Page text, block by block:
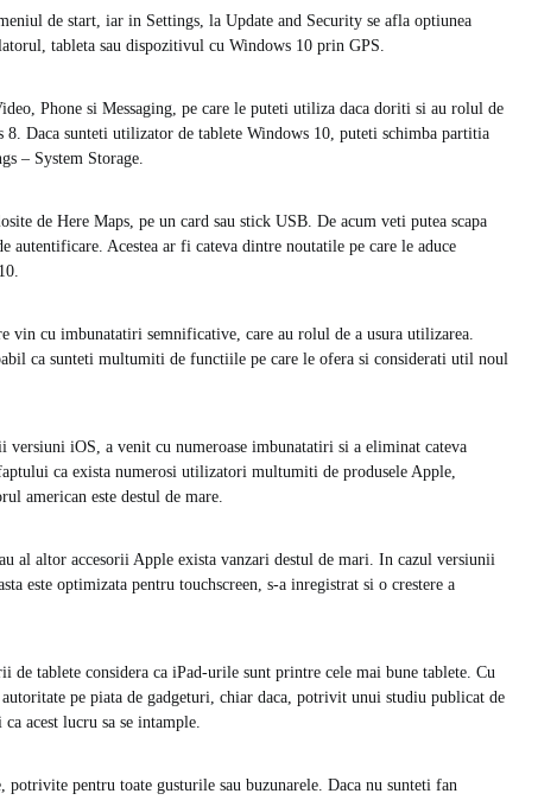
de start, iar in Settings, la Update and Security se afla optiunea
tableta sau dispozitivul cu Windows 10 prin GPS.
Phone si Messaging, pe care le puteti utiliza daca doriti si au rolul de
Daca sunteti utilizator de tablete Windows 10, puteti schimba partitia
– System Storage.
de Here Maps, pe un card sau stick USB. De acum veti putea scapa
autentificare. Acestea ar fi cateva dintre noutatile pe care le aduce
vin cu imbunatatiri semnificative, care au rolul de a usura utilizarea.
ca sunteti multumiti de functiile pe care le ofera si considerati util noul
versiuni iOS, a venit cu numeroase imbunatatiri si a eliminat cateva
ca exista numerosi utilizatori multumiti de produsele Apple,
american este destul de mare.
al altor accesorii Apple exista vanzari destul de mari. In cazul versiunii
este optimizata pentru touchscreen, s-a inregistrat si o crestere a
de tablete considera ca iPad-urile sunt printre cele mai bune tablete. Cu
pe piata de gadgeturi, chiar daca, potrivit unui studiu publicat de
acest lucru sa se intample.
potrivite pentru toate gusturile sau buzunarele. Daca nu sunteti fan